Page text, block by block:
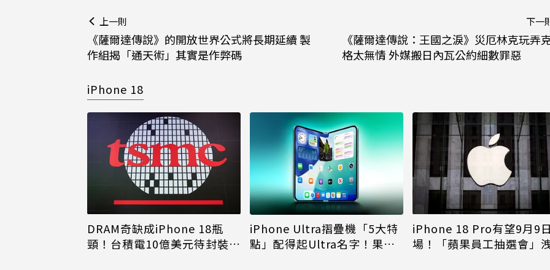
上一則
《薩爾達傳說》的開放世界公式將長期延續 製
作組揭「通天術」其實是作弊碼
下一
《薩爾達傳說：王國之淚》災厄林克玩弄
格太無情 外媒搬日內瓦公約細數罪惡
iPhone 18
DRAM奇缺成iPhone 18瓶
頸！台積電10億美元待封裝晶
iPhone Ultra摺疊機「5大特
點」配得起Ultra名字！果粉
iPhone 18 Pro有望9月9
場！「蘋果員工抽選會」